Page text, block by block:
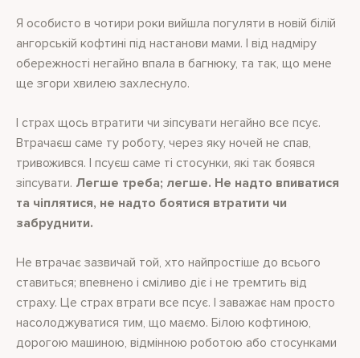
Я особисто в чотири роки вийшла погуляти в новій білій
ангорській кофтині під настанови мами. І від надміру
обережності негайно впала в багнюку, та так, що мене
ще згори хвилею захлеснуло.
І страх щось втратити чи зіпсувати негайно все псує.
Втрачаєш саме ту роботу, через яку ночей не спав,
тривожився. І псуєш саме ті стосунки, які так боявся
зіпсувати. Легше треба; легше. Не надто впиватися
та чіплятися, не надто боятися втратити чи
забруднити.
Не втрачає зазвичай той, хто найпростіше до всього
ставиться; впевнено і сміливо діє і не тремтить від
страху. Це страх втрати все псує. І заважає нам просто
насолоджуватися тим, що маємо. Білою кофтиною,
дорогою машиною, відмінною роботою або стосунками